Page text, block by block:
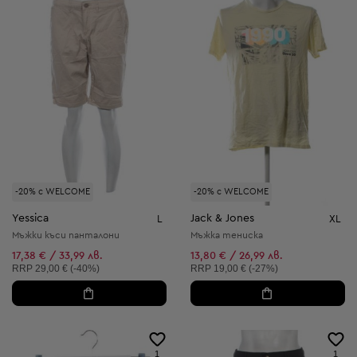
-20% с WELCOME
Yessica
Мъжки къси панталони
17,38 € / 33,99 лв.
Препоръчителна цена:
RRP 29,00 € (-40%)
-20% с WELCOME
Jack & Jones XL
Мъжка тениска
13,80 € / 26,99 лв.
Препоръчителна цена:
RRP 19,00 € (-27%)
1 1